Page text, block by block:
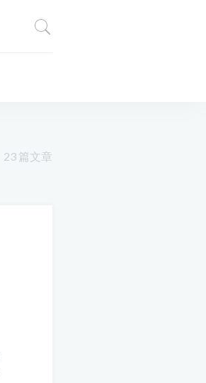
23 篇文章